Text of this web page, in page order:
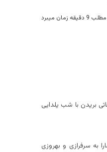
زمان میبرد
بریدن با شب یلدایی
به سرفرازی و بهروزی